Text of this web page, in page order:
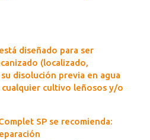
diseñado para ser
(localizado,
disolución previa en agua
cualquier cultivo leñosos y/o
SP se recomienda: